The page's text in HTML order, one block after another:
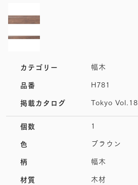
カテゴリー 幅木
品番 H781
掲載カタログ Tokyo Vol.18
個数 1
色 ブラウン
柄 幅木
材質 木材